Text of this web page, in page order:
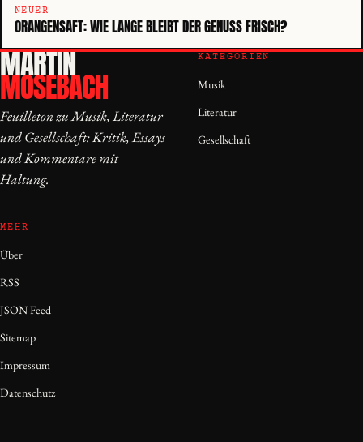
NEUER
ORANGENSAFT: WIE LANGE BLEIBT DER GENUSS FRISCH?
MARTIN
MOSEBACH
Feuilleton zu Musik, Literatur
und Gesellschaft: Kritik, Essays
und Kommentare mit
Haltung.
KATEGORIEN
Musik
Literatur
Gesellschaft
MEHR
Über
RSS
JSON Feed
Sitemap
Impressum
Datenschutz